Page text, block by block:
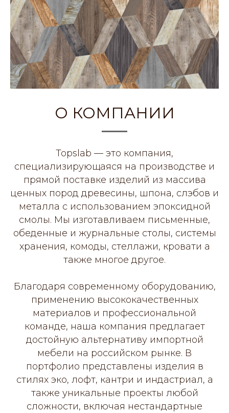
О КОМПАНИИ
Topslab — это компания,
специализирующаяся на производстве и
прямой поставке изделий из массива
ценных пород древесины, шпона, слэбов и
металла с использованием эпоксидной
смолы. Мы изготавливаем письменные,
обеденные и журнальные столы, системы
хранения, комоды, стеллажи, кровати а
также многое другое.
Благодаря современному оборудованию,
применению высококачественных
материалов и профессиональной
команде, наша компания предлагает
достойную альтернативу импортной
мебели на российском рынке. В
портфолио представлены изделия в
стилях эко, лофт, кантри и индастриал, а
также уникальные проекты любой
сложности, включая нестандартные